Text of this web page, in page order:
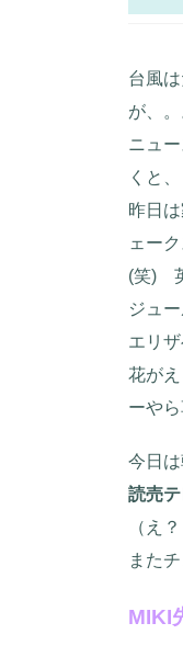
台風
が、。
ニュ
くと
昨日
ェー
(笑)
ジュ
エリ
花が
ーや
今日
読売
（え
また
MIKI